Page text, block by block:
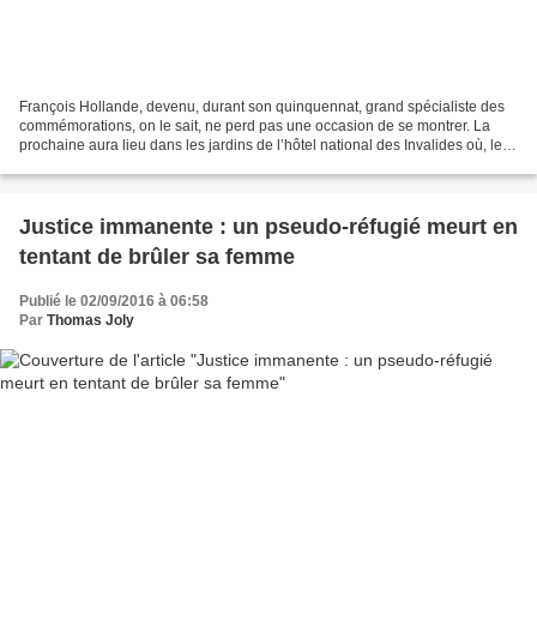
François Hollande, devenu, durant son quinquennat, grand spécialiste des
commémorations, on le sait, ne perd pas une occasion de se montrer. La
prochaine aura lieu dans les jardins de l’hôtel national des Invalides où, le
Justice immanente : un pseudo-réfugié meurt en
tentant de brûler sa femme
Publié le 02/09/2016 à 06:58
Par Thomas Joly